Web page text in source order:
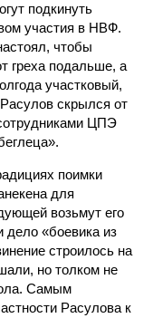
подкинуть
участия в НВФ.
чтобы
греха подальше, а
участковый,
скрылся от
ЦПЭ
поимки
для
возьмут его
дело «боевика из
строилось на
но толком не
Самым
Расулова к